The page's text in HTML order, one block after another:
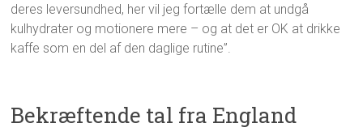
deres leversundhed, her vil jeg fortælle dem at undgå
kulhydrater og motionere mere – og at det er OK at drikke
kaffe som en del af den daglige rutine”.
Bekræftende tal fra England